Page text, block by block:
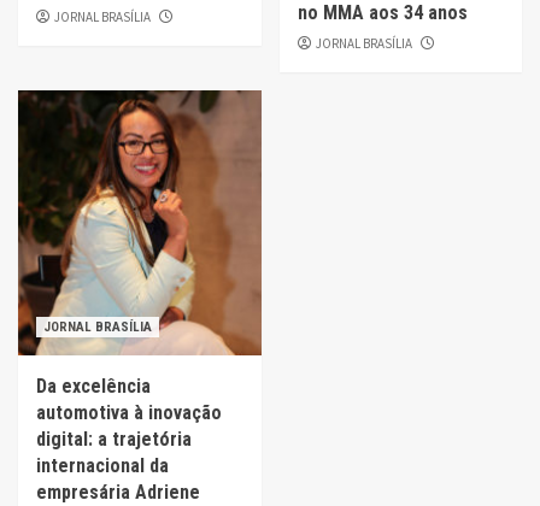
JORNAL BRASÍLIA
no MMA aos 34 anos
JORNAL BRASÍLIA
JORNAL BRASÍLIA
Da excelência
automotiva à inovação
digital: a trajetória
internacional da
empresária Adriene